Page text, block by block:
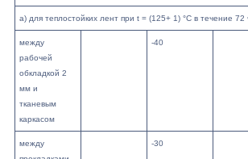
а) для теплостойких лент при t = (125+ 1) °C в течение 72
между
рабочей
обкладкой 2
мм и
тканевым
каркасом
-40
между
-30